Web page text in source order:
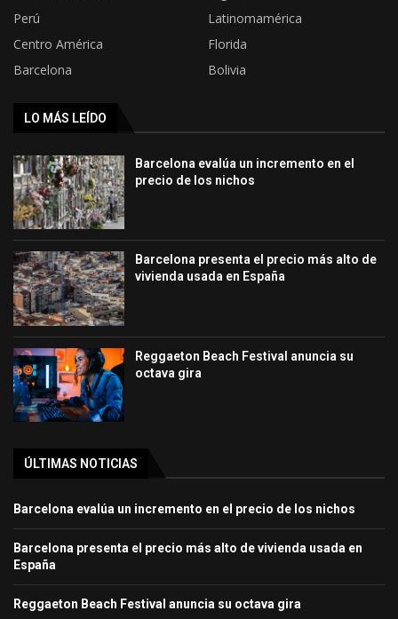
Perú
Latinomamérica
Centro América
Florida
Barcelona
Bolivia
LO MÁS LEÍDO
Barcelona evalúa un incremento en el
precio de los nichos
Barcelona presenta el precio más alto de
vivienda usada en España
Reggaeton Beach Festival anuncia su
octava gira
ÚLTIMAS NOTICIAS
Barcelona evalúa un incremento en el precio de los nichos
Barcelona presenta el precio más alto de vivienda usada en
España
Reggaeton Beach Festival anuncia su octava gira